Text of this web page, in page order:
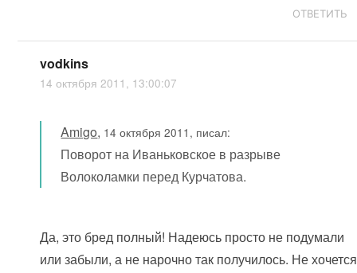
ОТВЕТИТЬ
vodkins
14 октября 2011, 13:00:07
Amigo, 14 октября 2011, писал:
Поворот на Иваньковское в разрыве
Волоколамки перед Курчатова.
Да, это бред полный! Надеюсь просто не подумали
или забыли, а не нарочно так получилось. Не хочется